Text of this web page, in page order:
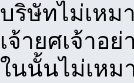
บริษัทไม่เหม
เจ้ายศเจ้าอ
ในนั้นไม่เหม